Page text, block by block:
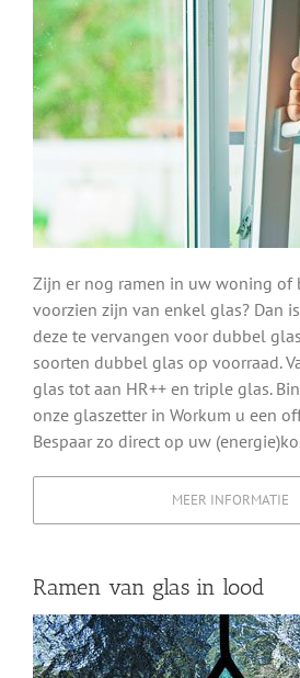
Zijn er nog ramen in uw woning of
voorzien zijn van enkel glas? Dan
deze te vervangen voor dubbel
soorten dubbel glas op voorraad.
glas tot aan HR++ en triple glas.
onze glaszetter in Workum u een
Bespaar zo direct op uw
MEER INFORMATIE
Ramen van glas in lood